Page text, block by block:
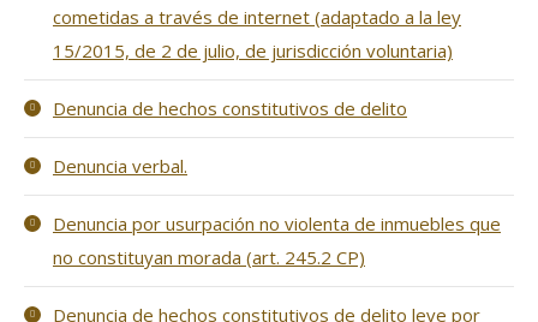
cometidas a través de internet (adaptado a la ley
15/2015, de 2 de julio, de jurisdicción voluntaria)
Denuncia de hechos constitutivos de delito
Denuncia verbal.
Denuncia por usurpación no violenta de inmuebles que
no constituyan morada (art. 245.2 CP)
Denuncia de hechos constitutivos de delito leve por